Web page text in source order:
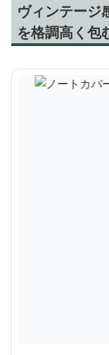
ヴィンテージ
を格調高く包